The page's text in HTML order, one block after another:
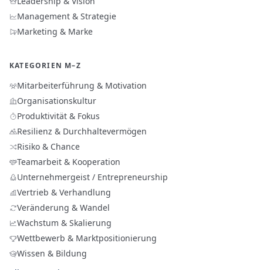
Management & Strategie
Marketing & Marke
KATEGORIEN M–Z
Mitarbeiterführung & Motivation
Organisationskultur
Produktivität & Fokus
Resilienz & Durchhaltevermögen
Risiko & Chance
Teamarbeit & Kooperation
Unternehmergeist / Entrepreneurship
Vertrieb & Verhandlung
Veränderung & Wandel
Wachstum & Skalierung
Wettbewerb & Marktpositionierung
Wissen & Bildung